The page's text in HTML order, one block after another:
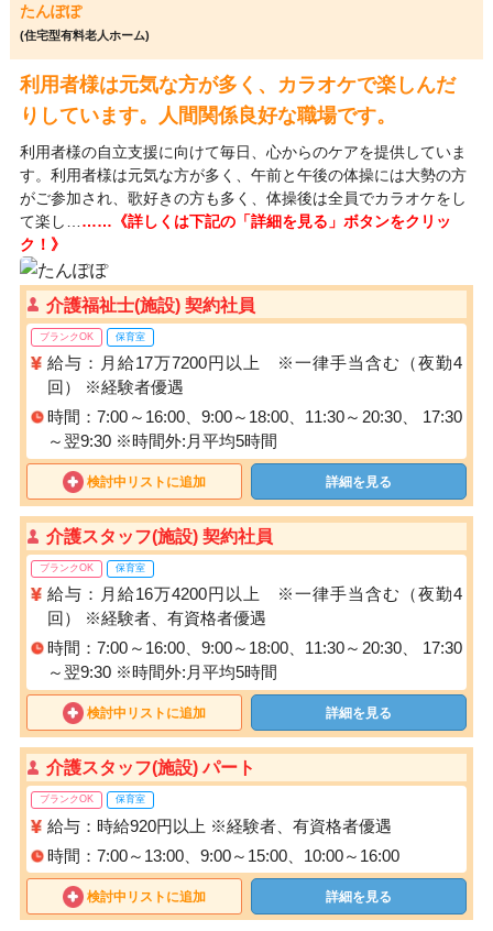
たんぽぽ
(住宅型有料老人ホーム)
利用者様は元気な方が多く、カラオケで楽しんだ
りしています。人間関係良好な職場です。
利用者様の自立支援に向けて毎日、心からのケアを提供していま
す。利用者様は元気な方が多く、午前と午後の体操には大勢の方
がご参加され、歌好きの方も多く、体操後は全員でカラオケをし
て楽し… ……《詳しくは下記の「詳細を見る」ボタンをクリッ
ク！》
介護福祉士(施設) 契約社員
ブランクOK 保育室
給与：月給17万7200円以上 ※一律手当含む（夜勤4
回） ※経験者優遇
時間：7:00～16:00、9:00～18:00、11:30～20:30、 17:30
～翌9:30 ※時間外:月平均5時間
検討中リストに追加 詳細を見る
介護スタッフ(施設) 契約社員
ブランクOK 保育室
給与：月給16万4200円以上 ※一律手当含む（夜勤4
回） ※経験者、有資格者優遇
時間：7:00～16:00、9:00～18:00、11:30～20:30、 17:30
～翌9:30 ※時間外:月平均5時間
検討中リストに追加 詳細を見る
介護スタッフ(施設) パート
ブランクOK 保育室
給与：時給920円以上 ※経験者、有資格者優遇
時間：7:00～13:00、9:00～15:00、10:00～16:00
検討中リストに追加 詳細を見る